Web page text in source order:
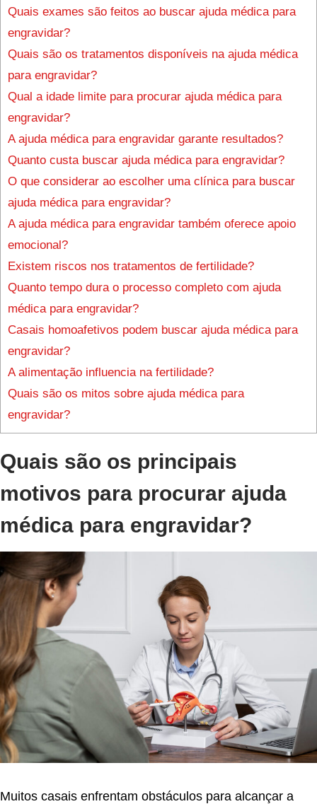
Quais exames são feitos ao buscar ajuda médica para
engravidar?
Quais são os tratamentos disponíveis na ajuda médica
para engravidar?
Qual a idade limite para procurar ajuda médica para
engravidar?
A ajuda médica para engravidar garante resultados?
Quanto custa buscar ajuda médica para engravidar?
O que considerar ao escolher uma clínica para buscar
ajuda médica para engravidar?
A ajuda médica para engravidar também oferece apoio
emocional?
Existem riscos nos tratamentos de fertilidade?
Quanto tempo dura o processo completo com ajuda
médica para engravidar?
Casais homoafetivos podem buscar ajuda médica para
engravidar?
A alimentação influencia na fertilidade?
Quais são os mitos sobre ajuda médica para
engravidar?
Quais são os principais
motivos para procurar ajuda
médica para engravidar?
Muitos casais enfrentam obstáculos para alcançar a